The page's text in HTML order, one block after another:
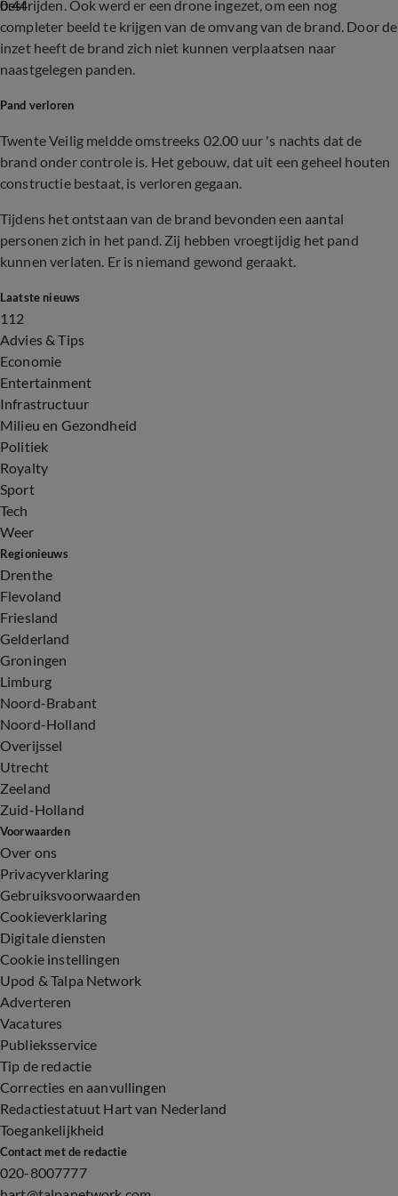
0:44
bestrijden. Ook werd er een drone ingezet, om een nog
completer beeld te krijgen van de omvang van de brand. Door de
inzet heeft de brand zich niet kunnen verplaatsen naar
naastgelegen panden.
Pand verloren
Twente Veilig meldde omstreeks 02.00 uur 's nachts dat de
brand onder controle is. Het gebouw, dat uit een geheel houten
constructie bestaat, is verloren gegaan.
Tijdens het ontstaan van de brand bevonden een aantal
personen zich in het pand. Zij hebben vroegtijdig het pand
kunnen verlaten. Er is niemand gewond geraakt.
Laatste nieuws
112
Advies & Tips
Economie
Entertainment
Infrastructuur
Milieu en Gezondheid
Politiek
Royalty
Sport
Tech
Weer
Regionieuws
Drenthe
Flevoland
Friesland
Gelderland
Groningen
Limburg
Noord-Brabant
Noord-Holland
Overijssel
Utrecht
Zeeland
Zuid-Holland
Voorwaarden
Over ons
Privacyverklaring
Gebruiksvoorwaarden
Cookieverklaring
Digitale diensten
Cookie instellingen
Upod & Talpa Network
Adverteren
Vacatures
Publieksservice
Tip de redactie
Correcties en aanvullingen
Redactiestatuut Hart van Nederland
Toegankelijkheid
Contact met de redactie
020-8007777